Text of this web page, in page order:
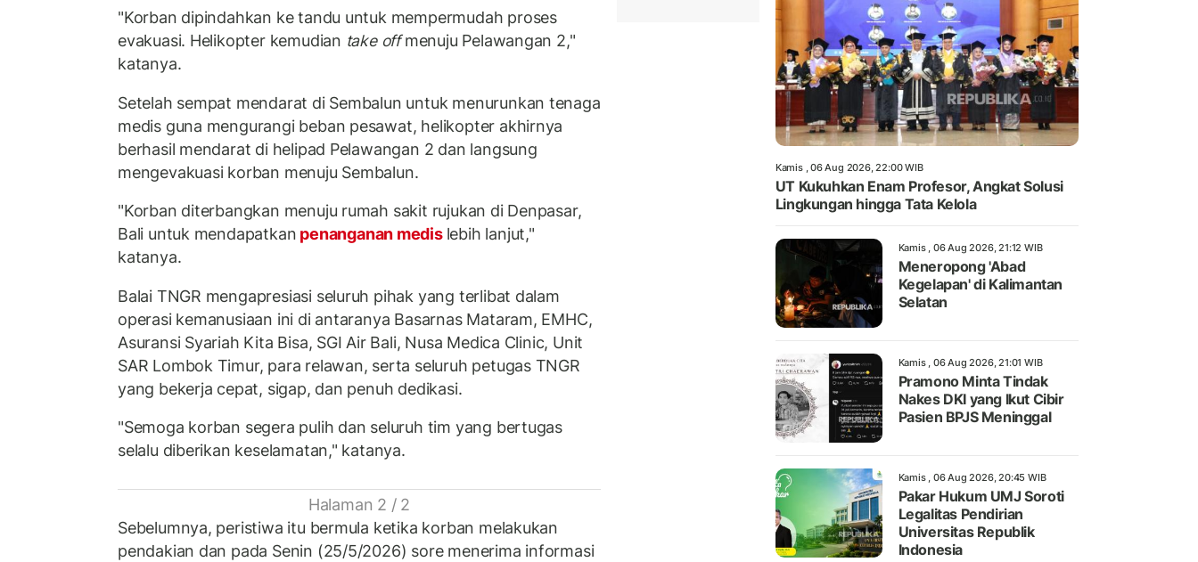
"Korban dipindahkan ke tandu untuk mempermudah proses
evakuasi. Helikopter kemudian take offmenuju Pelawangan 2,"
katanya.
Setelah sempat mendarat di Sembalun untuk menurunkan tenaga
medis guna mengurangi beban pesawat, helikopter akhirnya
berhasil mendarat di helipad Pelawangan 2 dan langsung
mengevakuasi korban menuju Sembalun.
"Korban diterbangkan menuju rumah sakit rujukan di Denpasar,
Bali untuk mendapatkan penanganan medis lebih lanjut,"
katanya.
Balai TNGR mengapresiasi seluruh pihak yang terlibat dalam
operasi kemanusiaan ini di antaranya Basarnas Mataram, EMHC,
Asuransi Syariah Kita Bisa, SGI Air Bali, Nusa Medica Clinic, Unit
SAR Lombok Timur, para relawan, serta seluruh petugas TNGR
yang bekerja cepat, sigap, dan penuh dedikasi.
"Semoga korban segera pulih dan seluruh tim yang bertugas
selalu diberikan keselamatan," katanya.
Halaman 2 / 2
Sebelumnya, peristiwa itu bermula ketika korban melakukan
pendakian dan pada Senin (25/5/2026) sore menerima informasi
Kamis , 06 Aug 2026, 22:00 WIB
UT Kukuhkan Enam Profesor, Angkat Solusi
Lingkungan hingga Tata Kelola
Kamis , 06 Aug 2026, 21:12 WIB
Meneropong 'Abad
Kegelapan' di Kalimantan
Selatan
Kamis , 06 Aug 2026, 21:01 WIB
Pramono Minta Tindak
Nakes DKI yang Ikut Cibir
Pasien BPJS Meninggal
Kamis , 06 Aug 2026, 20:45 WIB
Pakar Hukum UMJ Soroti
Legalitas Pendirian
Universitas Republik
Indonesia